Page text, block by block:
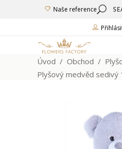
Naše reference Search
Úvod / Obchod /
Plyšový medvěd sedivý